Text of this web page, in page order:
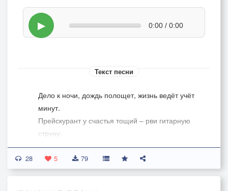
▶ 0:00 / 0:00
Текст песни
Дело к ночи, дождь полощет, жизнь ведёт учёт
минут.
Прейскурант у счастья тощий – рви гитарную
струну.
Прижимай покрепче деку, образ в памяти храня,
дорогого человека, что так хочется обнять…
кого хочется обнять…
28 5 79